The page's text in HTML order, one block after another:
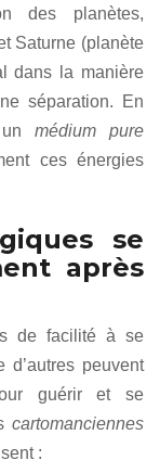
des planètes,
Saturne (planète
dans la manière
séparation. En
médium pure
ces énergies
se
après
de facilité à se
d’autres peuvent
guérir et se
cartomanciennes
: